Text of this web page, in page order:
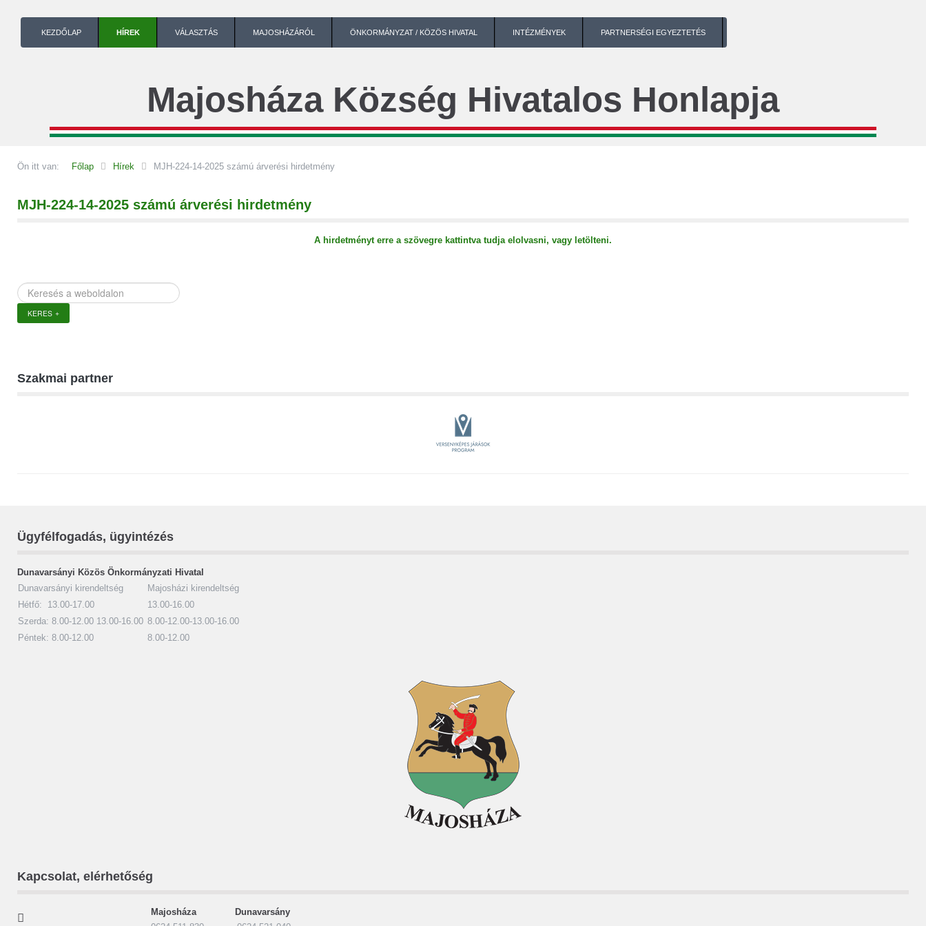
KEZDŐLAP HÍREK VÁLASZTÁS MAJOSHÁZÁRÓL ÖNKORMÁNYZAT / KÖZÖS HIVATAL INTÉZMÉNYEK PARTNERSÉGI EGYEZTETÉS
Majosháza Község Hivatalos Honlapja
Ön itt van: Főlap Hírek MJH-224-14-2025 számú árverési hirdetmény
MJH-224-14-2025 számú árverési hirdetmény
A hirdetményt erre a szövegre kattintva tudja elolvasni, vagy letölteni.
Keresés
a
weboldalon
KERES
Szakmai partner
Ügyfélfogadás, ügyintézés
Dunavarsányi Közös Önkormányzati Hivatal
Dunavarsányi kirendeltség
Majosházi kirendeltség
Hétfő: 13.00-17.00
13.00-16.00
Szerda: 8.00-12.00 13.00-16.00 8.00-12.00-13.00-16.00
Péntek: 8.00-12.00
8.00-12.00
Kapcsolat, elérhetőség
Majosháza Dunavarsány